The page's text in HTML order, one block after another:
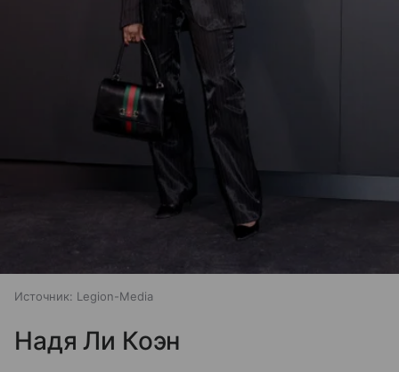
Источник: Legion-Media
Надя Ли Коэн